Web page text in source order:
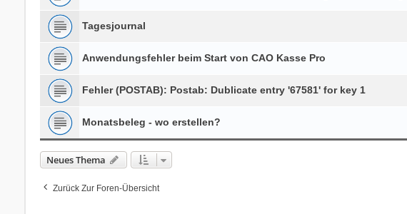
Tagesjournal
Anwendungsfehler beim Start von CAO Kasse Pro
Fehler (POSTAB): Postab: Dublicate entry '67581' for key 1
Monatsbeleg - wo erstellen?
Neues Thema
Zurück Zur Foren-Übersicht